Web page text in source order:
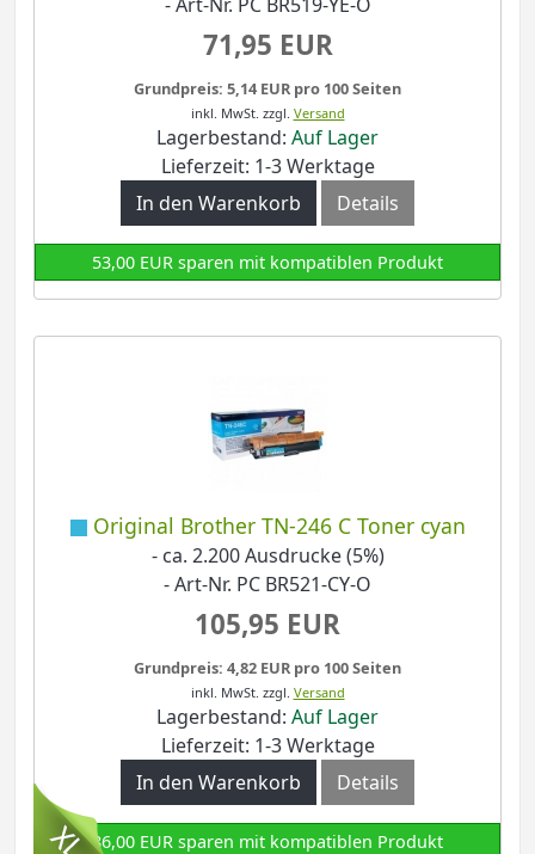
71,95 EUR
Grundpreis: 5,14 EUR pro 100 Seiten
inkl. MwSt. zzgl. Versand
Lagerbestand: Auf Lager
Lieferzeit: 1-3 Werktage
In den Warenkorb
Details
53,00 EUR sparen mit kompatiblen Produkt
Original Brother TN-246 C Toner cyan
- ca. 2.200 Ausdrucke (5%)
- Art-Nr. PC BR521-CY-O
105,95 EUR
Grundpreis: 4,82 EUR pro 100 Seiten
inkl. MwSt. zzgl. Versand
Lagerbestand: Auf Lager
Lieferzeit: 1-3 Werktage
In den Warenkorb
Details
86,00 EUR sparen mit kompatiblen Produkt